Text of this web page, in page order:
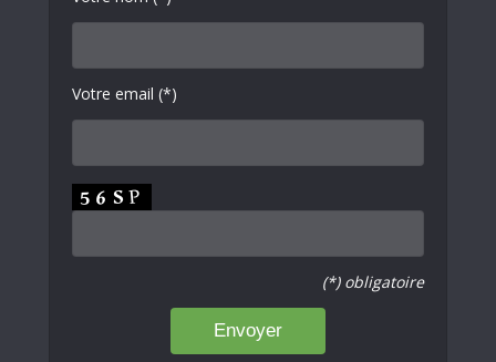
Votre email (*)
(*) obligatoire